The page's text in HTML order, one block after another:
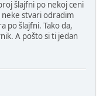
šlajfni po nekoj ceni
neke stvari odradim
po šlajfni. Tako da,
A pošto si ti jedan